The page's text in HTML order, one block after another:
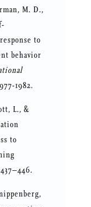
M. D.,
to
behavior
1982.
L., &
to